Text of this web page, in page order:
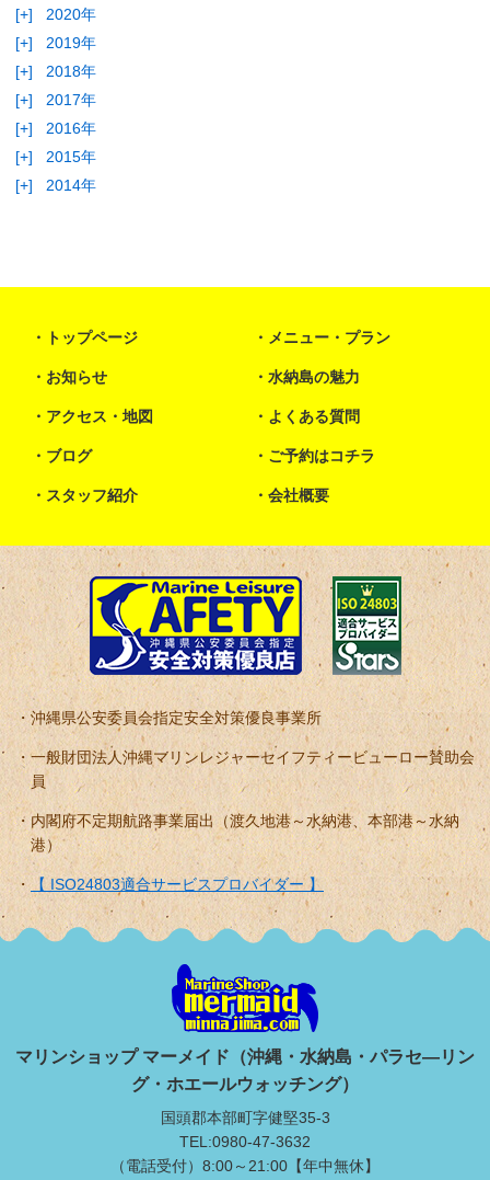
[+]
2020年
[+]
2019年
[+]
2018年
[+]
2017年
[+]
2016年
[+]
2015年
[+]
2014年
トップページ メニュー・プラン
お知らせ 水納島の魅力
アクセス・地図 よくある質問
ブログ ご予約はコチラ
スタッフ紹介 会社概要
沖縄県公安委員会指定安全対策優良事業所
一般財団法人沖縄マリンレジャーセイフティービューロー賛助会
員
内閣府不定期航路事業届出（渡久地港～水納港、本部港～水納
港）
【 ISO24803適合サービスプロバイダー 】
マリンショップ マーメイド（沖縄・水納島・パラセ―リン
グ・ホエールウォッチング）
国頭郡本部町字健堅35-3
TEL:0980-47-3632
（電話受付）8:00～21:00【年中無休】